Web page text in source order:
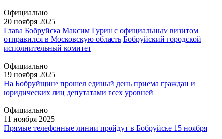
Официально
20 ноября 2025
Глава Бобруйска Максим Гурин с официальным визитом
отправился в Московскую область Бобруйский городской
исполнительный комитет
Официально
19 ноября 2025
На Бобруйщине прошел единый день приема граждан и
юридических лиц депутатами всех уровней
Официально
11 ноября 2025
Прямые телефонные линии пройдут в Бобруйске 15 ноября